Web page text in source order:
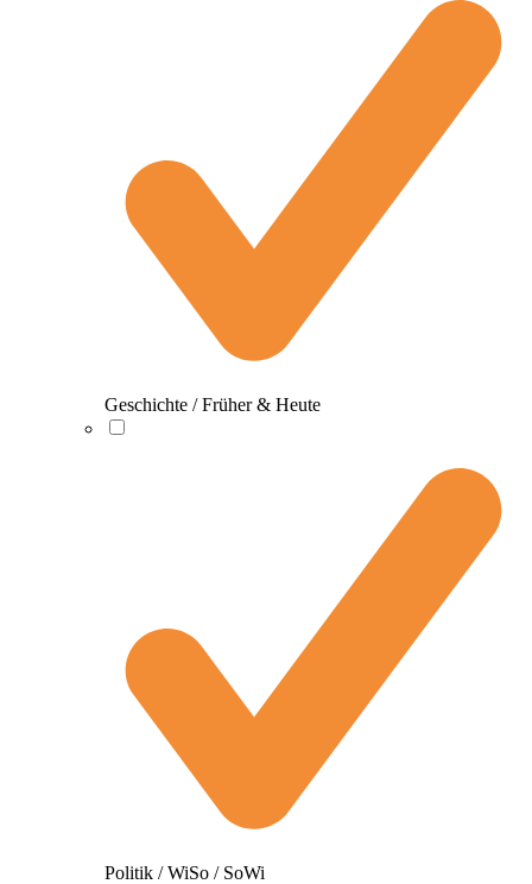
Geschichte / Früher & Heute
Politik / WiSo / SoWi